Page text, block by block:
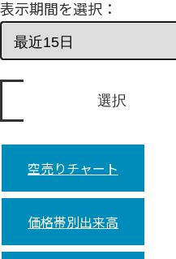
表示期間を選択：
空売りチャート
価格帯別出来高